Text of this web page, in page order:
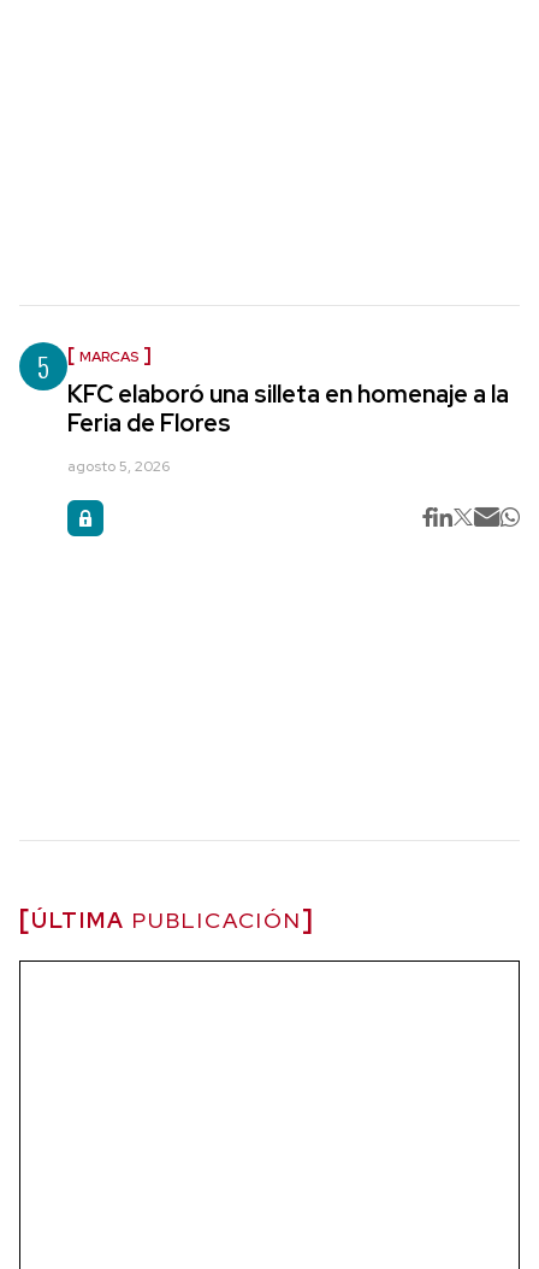
5 MARCAS
KFC elaboró una silleta en homenaje a la
Feria de Flores
agosto 5, 2026
ÚLTIMA PUBLICACIÓN